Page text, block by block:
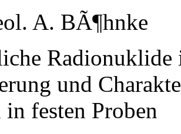
A. BÃ¶hnke
Radionuklide
und
festen Proben